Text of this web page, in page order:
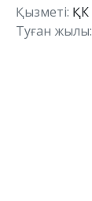
Қызметі: ҚК
Туған жылы: